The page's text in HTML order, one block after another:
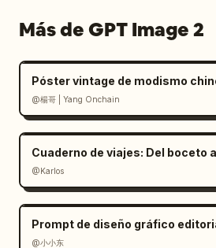
Más de GPT Image 2
Póster vintage de modismo
@楊哥 | Yang Onchain
Cuaderno de viajes: Del boceto
@Karlos
Prompt de diseño gráfico
@小小东